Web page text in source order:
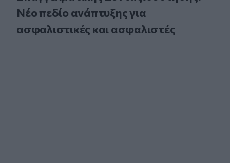
Νέο πεδίο ανάπτυξης για
ασφαλιστικές και ασφαλιστές